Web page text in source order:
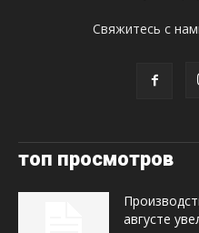
Свяжитесь с
топ просмотров
августе